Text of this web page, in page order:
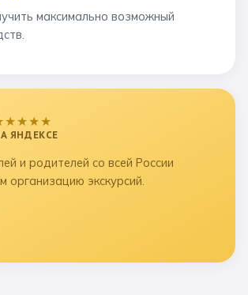
максимально возможный
ЯНДЕКСЕ
и родителей со всей России
организацию экскурсий.